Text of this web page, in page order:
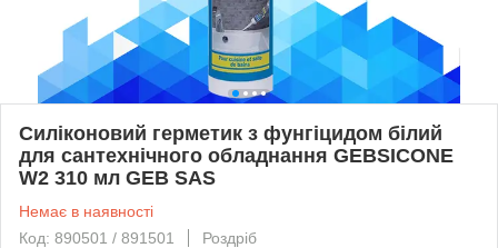
Силіконовий герметик з фунгіцидом білий
для сантехнічного обладнання GEBSICONE
W2 310 мл GEB SAS
Немає в наявності
Код: 890501 / 891501
Роздріб